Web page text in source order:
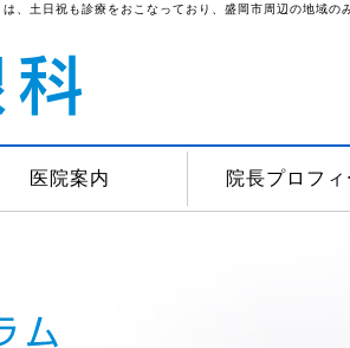
、土日祝も診療をおこなっており、盛岡市周辺の地域の
医院案内 院長プロフィ